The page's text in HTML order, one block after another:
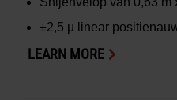
±2,5 µ linear
LEARN MORE